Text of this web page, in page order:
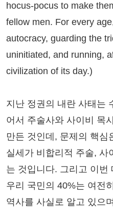
hocus-pocus to make
fellow men. For every
autocracy, guarding the
uninitiated, and running,
civilization of its day.)
지난 정권의 내란 사태는
어서 주술사와 사이비 목
만든 것인데, 문제의 핵심
실세가 비합리적 주술, 사
는 것입니다. 그리고 이번
우리 국민의 40%는 여전
역사를 사실로 알고 있으